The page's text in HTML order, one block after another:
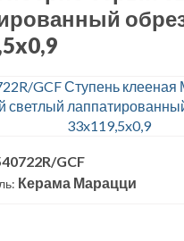
GCF
Керама Марацци